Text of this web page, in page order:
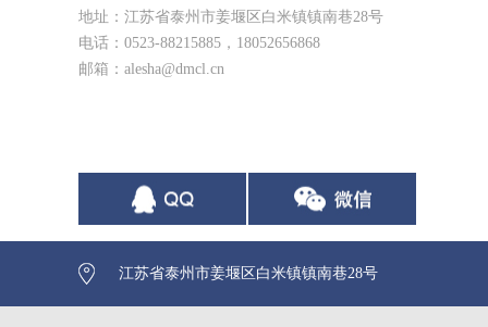
地址：江苏省泰州市姜堰区白米镇镇南巷28号
电话：0523-88215885，18052656868
邮箱： alesha@dmcl.cn
江苏省泰州市姜堰区白米镇镇南巷28号